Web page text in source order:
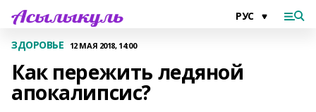
ЗДОРОВЬЕ 12 МАЯ 2018, 14:00
Как пережить ледяной
апокалипсис?